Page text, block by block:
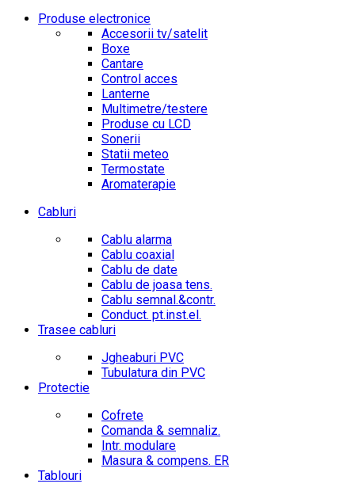
Produse electronice
Accesorii tv/satelit
Boxe
Cantare
Control acces
Lanterne
Multimetre/testere
Produse cu LCD
Sonerii
Statii meteo
Termostate
Aromaterapie
Cabluri
Cablu alarma
Cablu coaxial
Cablu de date
Cablu de joasa tens.
Cablu semnal.&contr.
Conduct. pt.inst.el.
Trasee cabluri
Jgheaburi PVC
Tubulatura din PVC
Protectie
Cofrete
Comanda & semnaliz.
Intr. modulare
Masura & compens. ER
Tablouri